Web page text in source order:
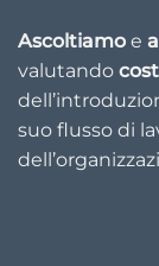
Ascoltiamo e
valutando
suo flusso di